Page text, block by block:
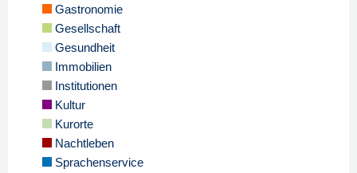
Gastronomie
Gesellschaft
Gesundheit
Immobilien
Institutionen
Kultur
Kurorte
Nachtleben
Sprachenservice